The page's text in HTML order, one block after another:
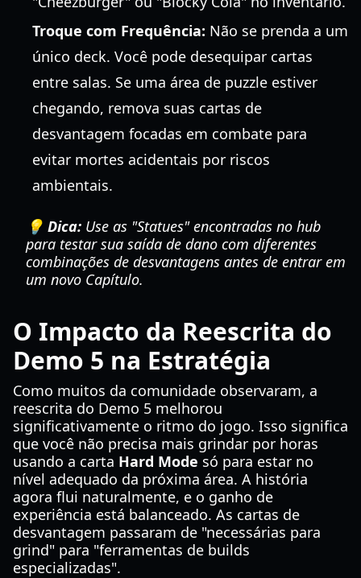
Troque com Frequência: Não se prenda a um
único deck. Você pode desequipar cartas
entre salas. Se uma área de puzzle estiver
chegando, remova suas cartas de
desvantagem focadas em combate para
evitar mortes acidentais por riscos
ambientais.
💡 Dica: Use as "Statues" encontradas no hub
para testar sua saída de dano com diferentes
combinações de desvantagens antes de entrar em
um novo Capítulo.
O Impacto da Reescrita do
Demo 5 na Estratégia
Como muitos da comunidade observaram, a
reescrita do Demo 5 melhorou
significativamente o ritmo do jogo. Isso significa
que você não precisa mais grindar por horas
usando a carta Hard Mode só para estar no
nível adequado da próxima área. A história
agora flui naturalmente, e o ganho de
experiência está balanceado. As cartas de
desvantagem passaram de "necessárias para
grind" para "ferramentas de builds
especializadas".